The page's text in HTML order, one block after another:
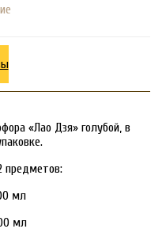
«Лао Дзя» голубой, в
предметов:
мл
мл